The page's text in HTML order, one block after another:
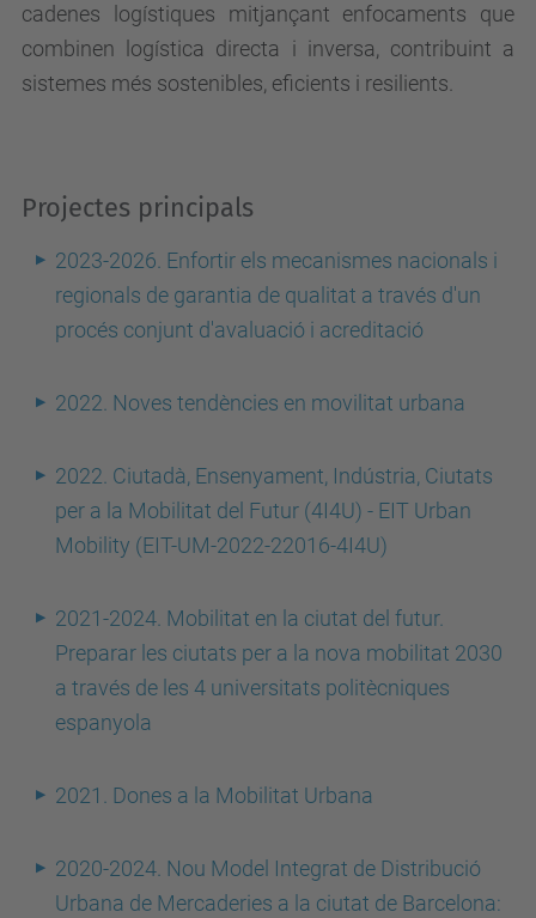
cadenes logístiques mitjançant enfocaments que
combinen logística directa i inversa, contribuint a
sistemes més sostenibles, eficients i resilients.
Projectes principals
2023-2026. Enfortir els mecanismes nacionals i
regionals de garantia de qualitat a través d'un
procés conjunt d'avaluació i acreditació
2022. Noves tendències en movilitat urbana
2022. Ciutadà, Ensenyament, Indústria, Ciutats
per a la Mobilitat del Futur (4I4U) - EIT Urban
Mobility (EIT-UM-2022-22016-4I4U)
2021-2024. Mobilitat en la ciutat del futur.
Preparar les ciutats per a la nova mobilitat 2030
a través de les 4 universitats politècniques
espanyola
2021. Dones a la Mobilitat Urbana
2020-2024. Nou Model Integrat de Distribució
Urbana de Mercaderies a la ciutat de Barcelona: